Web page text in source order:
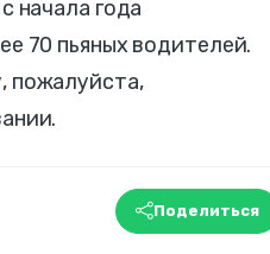
начала года
70 пьяных водителей.
пожалуйста,
Поделиться